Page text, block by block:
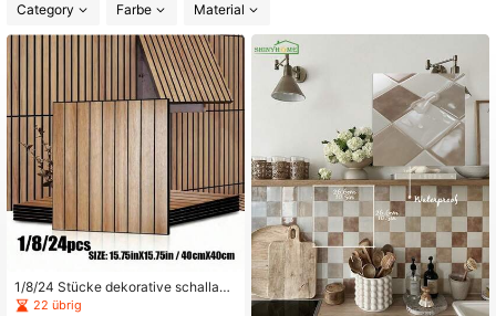
Wand Paneele
Category
Farbe Material
1/8/24 Stücke dekorative schallabs
orbierende Wandpaneele, 3D Akusti
22 übrig